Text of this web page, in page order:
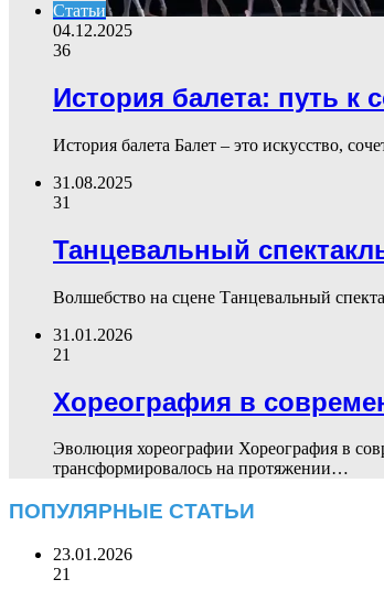
Статьи
04.12.2025
36
История балета: путь к
История балета Балет – это искусство,
31.08.2025
31
Танцевальный
Волшебство на сцене Танцевальный
31.01.2026
21
Хореография в
Эволюция хореографии Хореография в
трансформировалось на протяжении…
ПОПУЛЯРНЫЕ СТАТЬИ
23.01.2026
21